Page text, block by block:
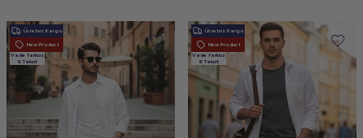
Ücretsiz Kargo
New Product
Vade farksız
6 Taksit
Ücretsiz Kargo
New Product
Vade farksız
6 Taksit